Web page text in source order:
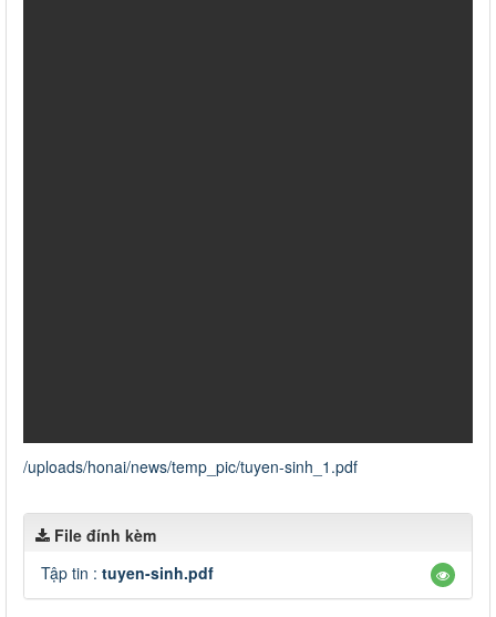
/uploads/honai/news/temp_pic/tuyen-sinh_1.pdf
File đính kèm
Tập tin : tuyen-sinh.pdf